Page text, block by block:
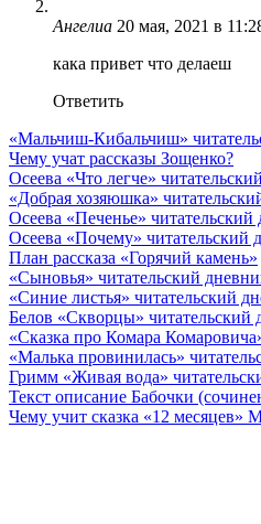
Ангелиа 20 мая, 2021 в
кака привет что делаеш
Ответить
«Мальчиш-Кибальчиш»
Чему учат рассказы Зощенко?
Осеева «Что легче»
«Добрая хозяюшка»
Осеева «Печенье» читательский
Осеева «Почему» читательский
План рассказа «Горячий камень»
«Сыновья» читательский
«Синие листья» читательский
Белов «Скворцы» читательский
«Сказка про Комара
«Малька провинилась»
Гримм «Живая вода»
Текст описание Бабочки
Чему учит сказка «12 месяцев»